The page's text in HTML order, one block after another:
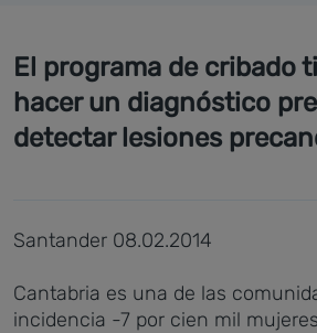
El programa de cribado
hacer un diagnóstico
detectar lesiones
Santander 08.02.2014
Cantabria es una de las
incidencia -7 por cien mil